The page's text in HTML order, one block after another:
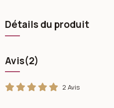
Détails du produit
Avis(2)
2 Avis